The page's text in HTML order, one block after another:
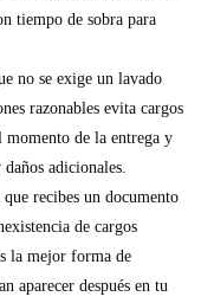
tiempo de sobra para
no se exige un lavado
razonables evita cargos
de la entrega y
adicionales.
recibes un documento
de cargos
la mejor forma de
aparecer después en tu